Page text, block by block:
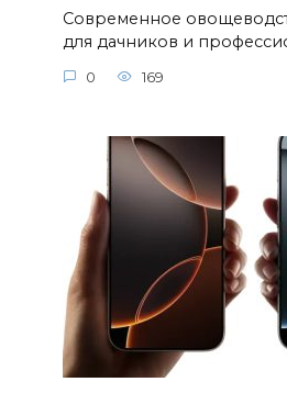
Современное
для дачников и
0 169